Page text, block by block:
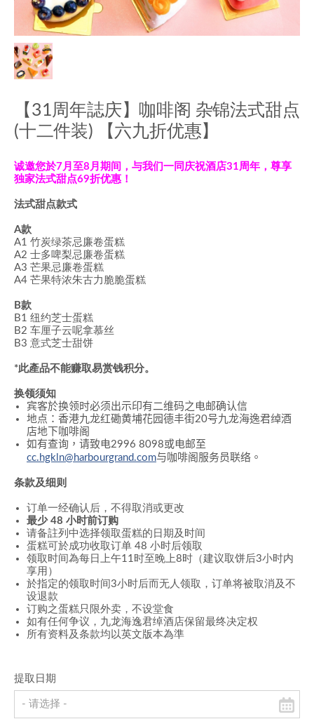
【31周年誌庆】咖啡阁 杂锦法式甜点
(十二件装) 【六九折优惠】
诚邀您於7月至8月期间，与我们一同庆祝酒店31周年，尊享
独家法式甜点69折优惠！
法式甜点款式
A款
A1 竹炭绿茶忌廉卷蛋糕
A2 士多啤梨忌廉卷蛋糕
A3 芒果忌廉卷蛋糕
A4 芒果特浓朱古力脆脆蛋糕
B款
B1 纽约芝士蛋糕
B2 车厘子云呢拿慕丝
B3 意式芝士甜饼
*此產品不能赚取易赏钱积分。
换领须知
宾客於换领时必须出示印有二维码之电邮确认信
地点：香港九龙红磡黄埔花园德丰街20号九龙海逸君绰酒
店地下咖啡阁
如有查询，请致电2996 8098或电邮至
cc.hgkln@harbourgrand.com与咖啡阁服务员联络 。
条款及细则
订单一经确认后，不得取消或更改
最少 48 小时前订购
请备註列中选择领取蛋糕的日期及时间
蛋糕可於成功收取订单 48 小时后领取
领取时间為每日上午11时至晚上8时（建议取饼后3小时内
享用）
於指定的领取时间3小时后而无人领取，订单将被取消及不
设退款
订购之蛋糕只限外卖，不设堂食
如有任何争议，九龙海逸君绰酒店保留最终决定权
所有资料及条款均以英文版本為準
提取日期